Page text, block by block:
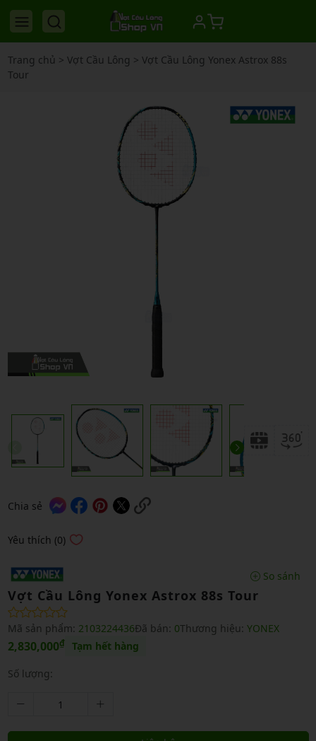
Trang chủ > Vợt Cầu Lông > Vợt Cầu Lông Yonex Astrox 88s
Tour
Chia sẻ
Yêu thích (0)
So sánh
Vợt Cầu Lông Yonex Astrox 88s Tour
Mã sản phẩm: 2103224436Đã bán: 0Thương hiệu: YONEX
2,830,000₫ Tạm hết hàng
Số lượng: